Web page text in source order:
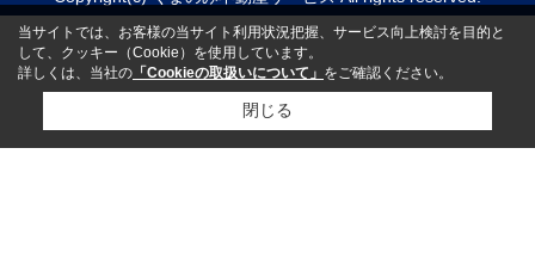
当サイトでは、お客様の当サイト利用状況把握、サービス向上検討を目的と
して、クッキー（Cookie）を使用しています。
詳しくは、当社の 「Cookieの取扱いについて」 をご確認ください。
閉じる